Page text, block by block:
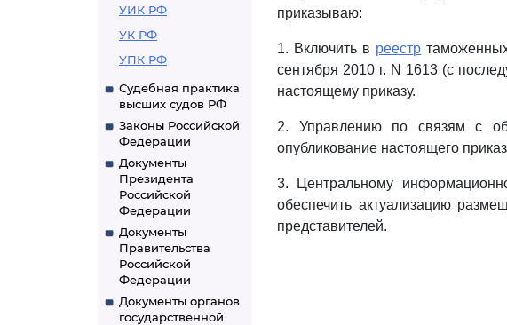
УИК РФ
УК РФ
УПК РФ
Судебная практика
высших судов РФ
Законы Российской
Федерации
Документы
Президента
Российской
Федерации
Документы
Правительства
Российской
Федерации
Документы органов
государственной
приказываю:
1. Включить в реестр
сентября 2010 г. N 1613 (с
настоящему приказу.
2. Управлению по связям с
опубликование настоящего
3. Центральному
обеспечить актуализацию
представителей.